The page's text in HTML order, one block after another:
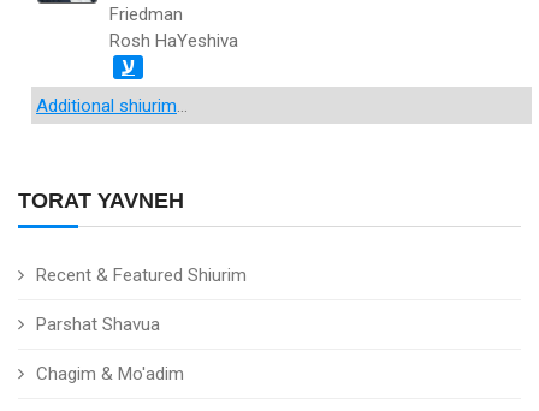
TORAT YAVNEH
Recent & Featured Shiurim
Parshat Shavua
Chagim & Mo'adim
Friedman
Rosh HaYeshiva
ע
Additional shiurim...